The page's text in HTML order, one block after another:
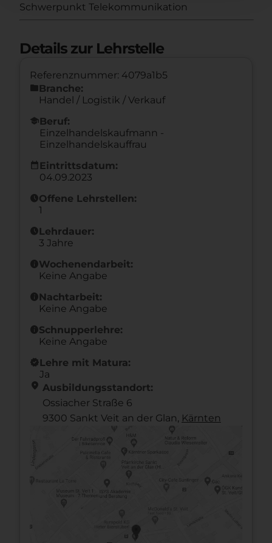
Schwerpunkt Telekommunikation
Details zur Lehrstelle
Referenznummer: 4079a1b5
folderBranche:
Handel / Logistik / Verkauf
schoolBeruf:
Einzelhandelskaufmann -
Einzelhandelskauffrau
calendar_month Eintrittsdatum:
04.09.2023
scheduleOffene Lehrstellen:
1
scheduleLehrdauer:
3 Jahre
infoWochenendarbeit:
Keine Angabe
infoNachtarbeit:
Keine Angabe
infoSchnupperlehre:
Keine Angabe
new_releasesLehre mit Matura:
Ja
location_on Ausbildungsstandort:
Ossiacher Straße 6
9300 Sankt Veit an der Glan, Kärnten